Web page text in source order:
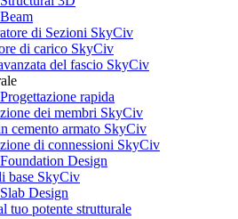
di Sezioni SkyCiv
di carico SkyCiv
del fascio SkyCiv
rapida
dei membri SkyCiv
cemento armato SkyCiv
di connessioni SkyCiv
Design
base SkyCiv
Design
tuo potente strutturale